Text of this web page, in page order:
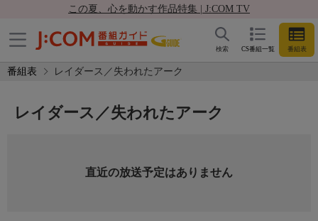
この夏、心を動かす作品特集 | J:COM TV
CS番組一覧 番組表
検索
番組表 レイダース／失われたアーク
レイダース／失われたアーク
直近の放送予定はありません